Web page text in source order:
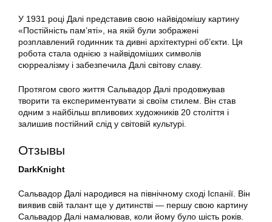
У 1931 році Далі представив свою найвідомішу картину
«Постійність пам’яті», на якій були зображені
розплавлений годинник та дивні архітектурні об’єкти. Ця
робота стала однією з найвідоміших символів
сюрреалізму і забезпечила Далі світову славу.
Протягом свого життя Сальвадор Далі продовжував
творити та експериментувати зі своїм стилем. Він став
одним з найбільш впливових художників 20 століття і
залишив постійний слід у світовій культурі.
Отзывы
DarkKnight
Сальвадор Далі народився на північному сході Іспанії. Він
виявив свій талант ще у дитинстві — першу свою картину
Сальвадор Далі намалював, коли йому було шість років.